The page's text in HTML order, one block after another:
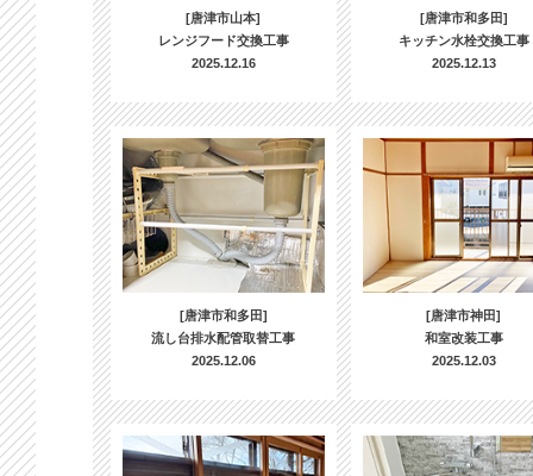
[唐津市山本]
レンジフード交換工事
2025.12.16
[唐津市和多田]
キッチン水栓交換工事
2025.12.13
[唐津市和多田]
流し台排水配管取替工事
2025.12.06
[唐津市神田]
和室改装工事
2025.12.03